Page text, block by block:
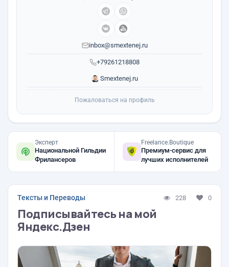
+79261218808
inbox@smextenej.ru
Smextenej.ru
Пожаловаться на профиль
Эксперт
Национальной Гильдии
Фрилансеров
Freelance.Boutique
Премиум-сервис для
лучших исполнителей
Тексты и Переводы 228 0
Подписывайтесь на мой
Яндекс.Дзен